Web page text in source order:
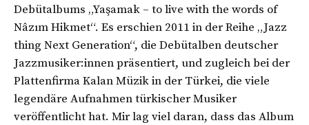
Debütalbums „Yaşamak – to live with the words of
Nâzım Hikmet“. Es erschien 2011 in der Reihe „Jazz
thing Next Generation“, die Debütalben deutscher
Jazzmusiker:innen präsentiert, und zugleich bei der
Plattenfirma Kalan Müzik in der Türkei, die viele
legendäre Aufnahmen türkischer Musiker
veröffentlicht hat. Mir lag viel daran, dass das Album